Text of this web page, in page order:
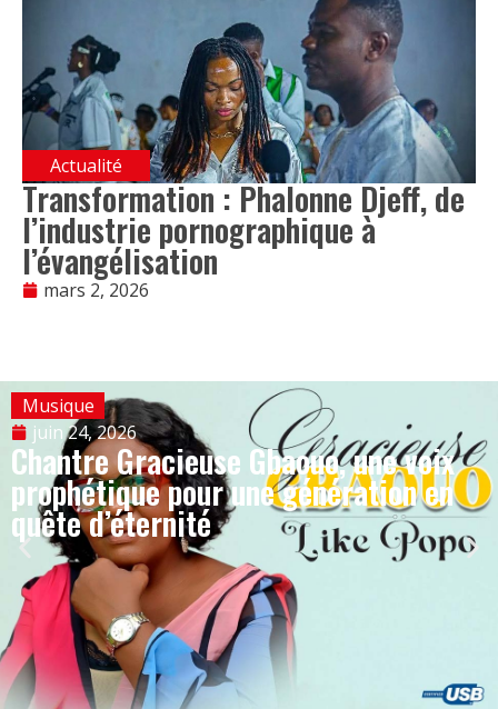
Actualité
Transformation : Phalonne Djeff, de
l’industrie pornographique à
l’évangélisation
mars 2, 2026
Musique
juin 24, 2026
Chantre Gracieuse Gbaouo, une voix
prophétique pour une génération en
quête d’éternité